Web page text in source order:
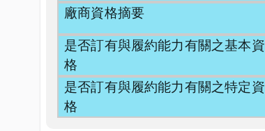
廠商資格摘要
是否訂有與履約能力有關之基本資
格
是否訂有與履約能力有關之特定資
格